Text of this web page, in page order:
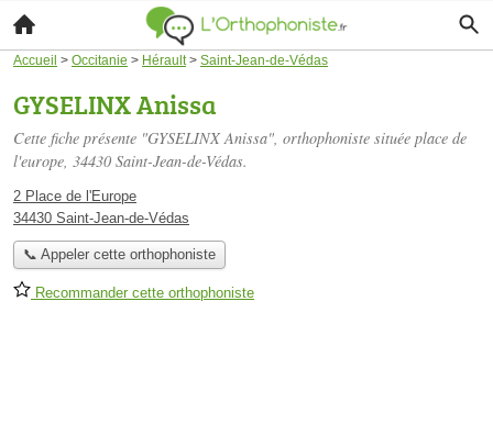
Accueil > Occitanie > Hérault> Saint-Jean-de-Védas
GYSELINX Anissa
Cette fiche présente "GYSELINX Anissa", orthophoniste située place de
l'europe, 34430 Saint-Jean-de-Védas.
2 Place de l'Europe
34430 Saint-Jean-de-Védas
📞 Appeler cette orthophoniste
Recommander cette orthophoniste